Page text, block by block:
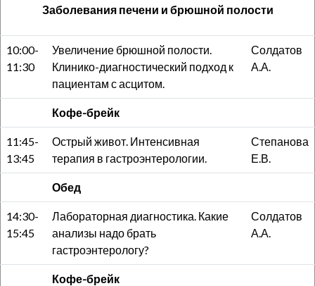
Заболевания печени и брюшной полости
10:00-
11:30
Увеличение брюшной полости.
Клинико-диагностический подход к
пациентам с асцитом.
Солдатов
А.А.
Кофе-брейк
11:45-
13:45
Острый живот. Интенсивная
терапия в гастроэнтерологии.
Степанова
Е.В.
Обед
14:30-
15:45
Лабораторная диагностика. Какие
анализы надо брать
гастроэнтерологу?
Солдатов
А.А.
Кофе-брейк